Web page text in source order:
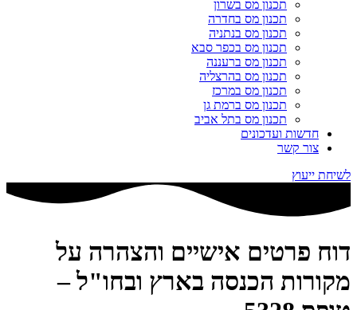
תכנון מס בשרון
תכנון מס בחדרה
תכנון מס בנתניה
תכנון מס בכפר סבא
תכנון מס ברעננה
תכנון מס בהרצליה
תכנון מס במרכז
תכנון מס ברמת גן
תכנון מס בתל אביב
חדשות ועדכונים
צור קשר
לשיחת ייעוץ
דוח פרטים אישיים והצהרה על
מקורות הכנסה בארץ ובחו"ל –